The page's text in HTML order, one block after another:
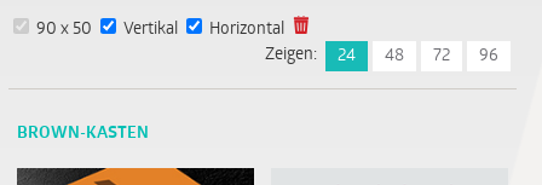
90 x 50 Vertikal
Horizontal
Zeigen:
24 48 72 96
BROWN-KASTEN